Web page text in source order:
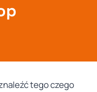
tego czego